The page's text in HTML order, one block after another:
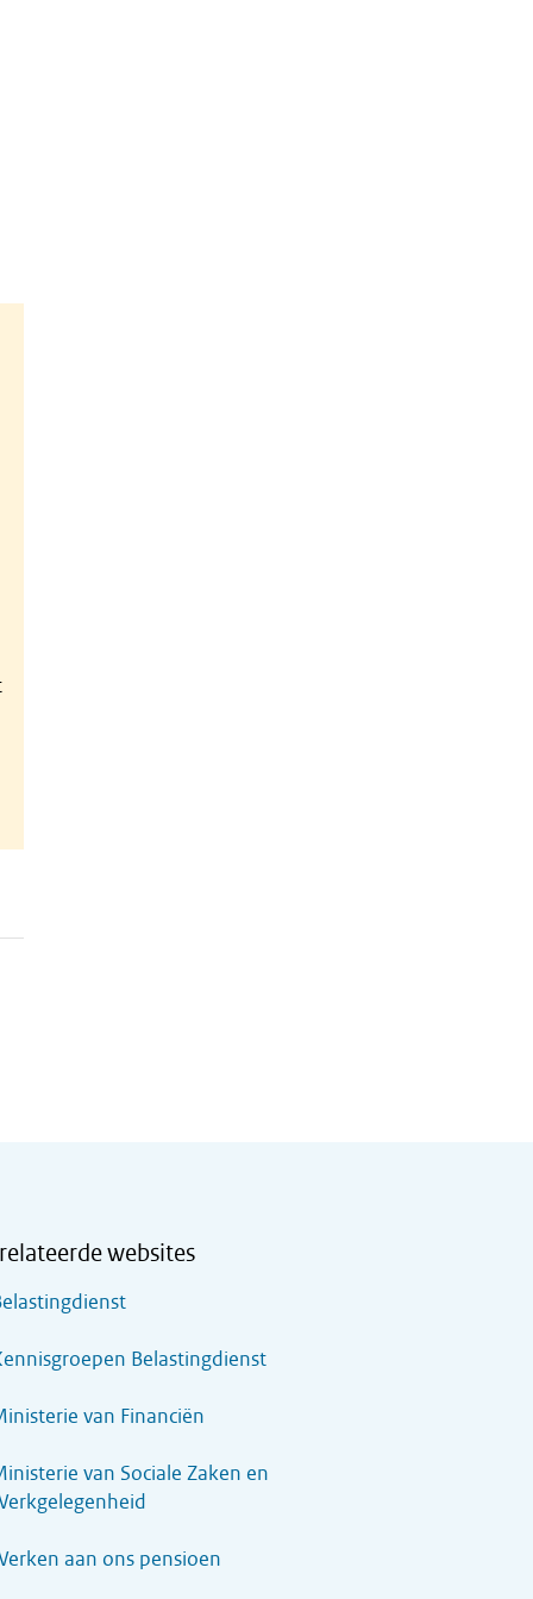
websites
Belastingdienst
van Financiën
van Sociale Zaken en
aan ons pensioen